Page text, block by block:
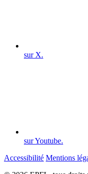
sur X.
sur Youtube.
Accessibilité Mentions